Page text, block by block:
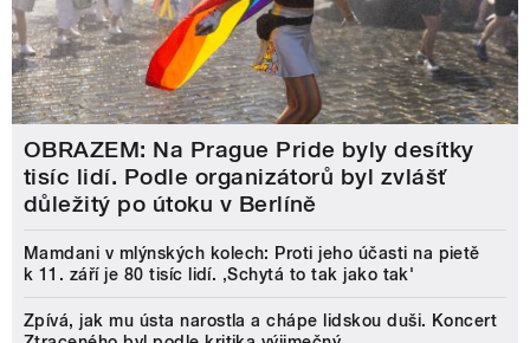
OBRAZEM: Na Prague Pride byly desítky
tisíc lidí. Podle organizátorů byl zvlášť
důležitý po útoku v Berlíně
Mamdani v mlýnských kolech: Proti jeho účasti na pietě
k 11. září je 80 tisíc lidí. ‚Schytá to tak jako tak'
Zpívá, jak mu ústa narostla a chápe lidskou duši. Koncert